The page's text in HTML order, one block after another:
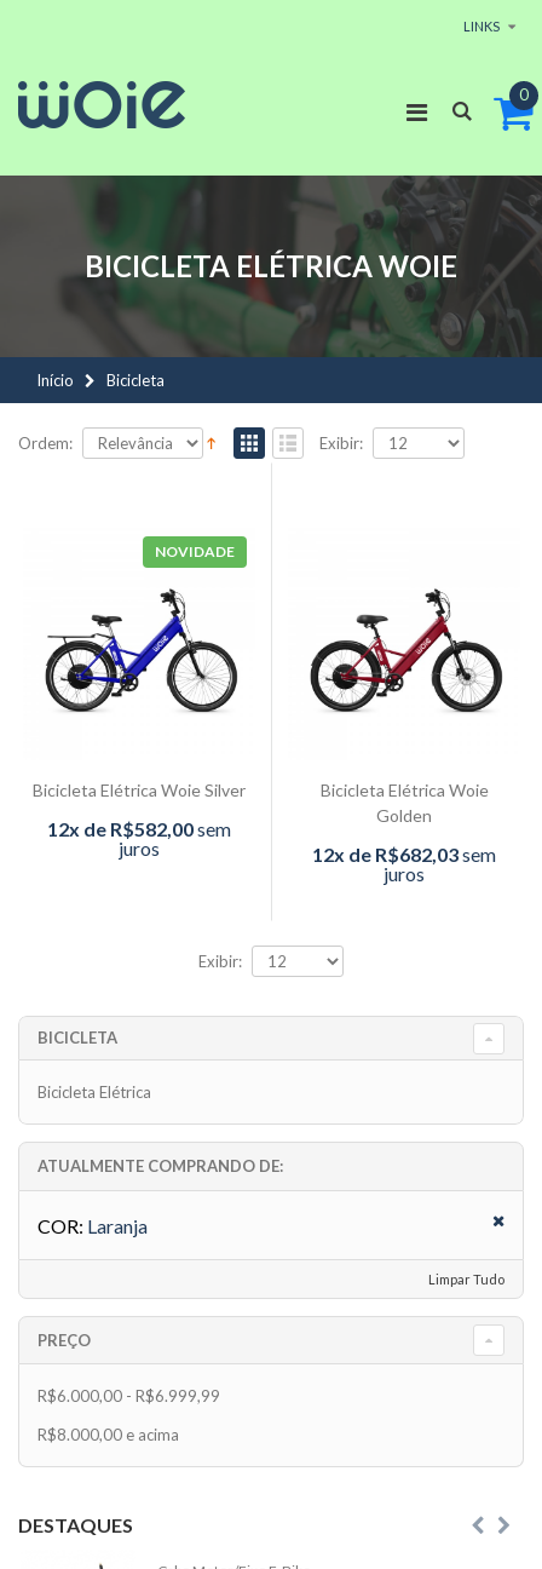
LINKS
0
BICICLETA ELÉTRICAWOIE
Início Bicicleta
Ordem: Exibir:
NOVIDADE
Bicicleta Elétrica Woie Silver
12x de R$582,00sem
juros
Bicicleta Elétrica Woie
Golden
12x de R$682,03sem
juros
Exibir:
BICICLETA
Bicicleta Elétrica
ATUALMENTE COMPRANDO DE:
COR: Laranja
Limpar Tudo
PREÇO
R$6.000,00 - R$6.999,99
R$8.000,00 e acima
DESTAQUES